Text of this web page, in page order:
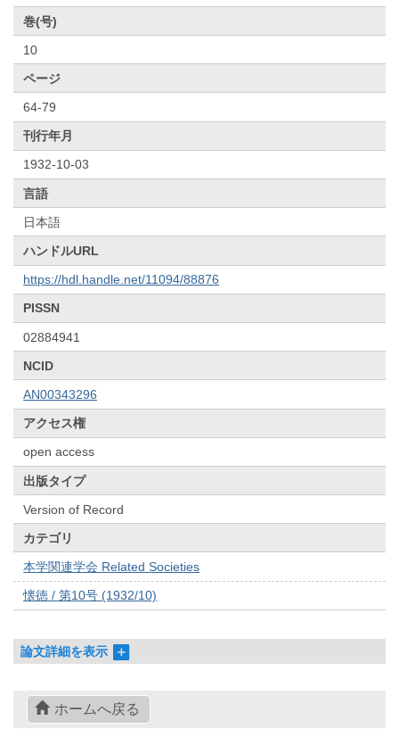
巻(号)
10
ページ
64-79
刊行年月
1932-10-03
言語
日本語
ハンドルURL
https://hdl.handle.net/11094/88876
PISSN
02884941
NCID
AN00343296
アクセス権
open access
出版タイプ
Version of Record
カテゴリ
本学関連学会 Related Societies
懐徳 / 第10号 (1932/10)
論文詳細を表示
ホームへ戻る